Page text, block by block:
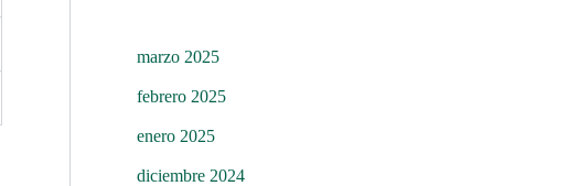
marzo 2025
febrero 2025
enero 2025
diciembre 2024